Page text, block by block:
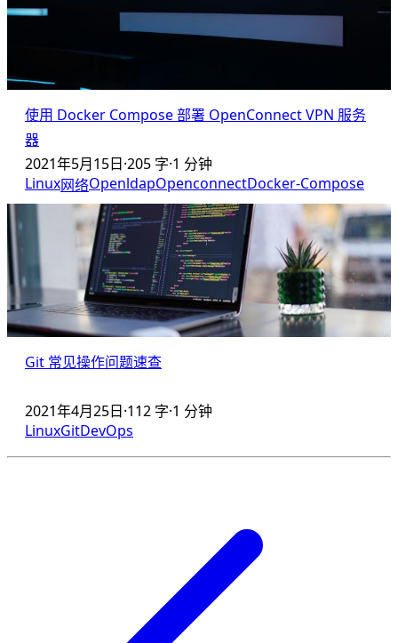
使用 Docker Compose 部署 OpenConnect VPN 服务
器
2021年5月15日·205 字·1 分钟
Linux网络OpenldapOpenconnectDocker-Compose
Git 常见操作问题速查
2021年4月25日·112 字·1 分钟
LinuxGitDevOps